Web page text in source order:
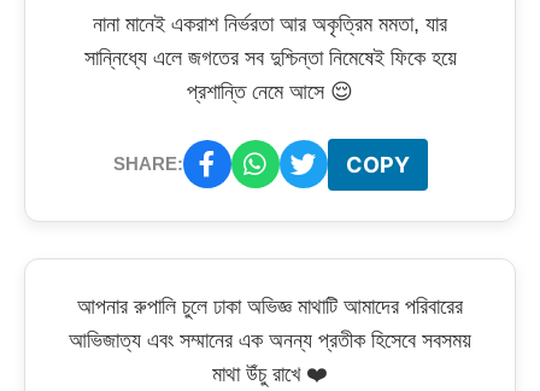
নানা মানেই একরাশ নির্ভরতা আর অকৃত্রিম মমতা, যার
সান্নিধ্যে এলে জগতের সব দুশ্চিন্তা নিমেষেই ফিকে হয়ে
প্রশান্তি নেমে আসে 😌
SHARE: COPY
আপনার রুপালি চুলে ঢাকা অভিজ্ঞ মাথাটি আমাদের পরিবারের
আভিজাত্য এবং সম্মানের এক অনন্য প্রতীক হিসেবে সবসময়
মাথা উঁচু রাখে ❤️